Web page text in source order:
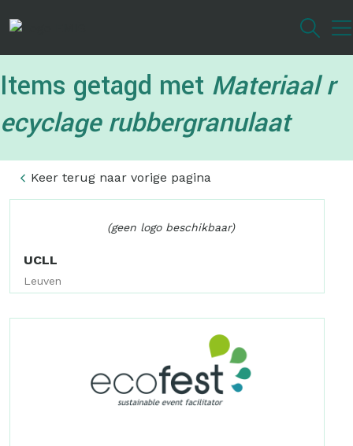
inhoud
Items getagd met Materiaal r
ecyclage rubbergranulaat
Keer terug naar vorige pagina
(geen logo beschikbaar)
UCLL
Leuven